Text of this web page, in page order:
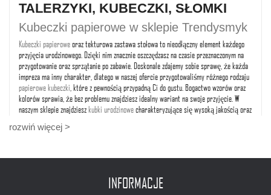
TALERZYKI, KUBECZKI, SŁOMKI
Kubeczki papierowe w sklepie Trendysmyk
Kubeczki papieroweoraz tekturowa zastawa stołowa to nieodłączny element każdego
przyjęcia urodzinowego. Dzięki nim znacznie oszczędzasz na czasie przeznaczonym na
przygotowanie oraz sprzątanie po zabawie. Doskonale zdajemy sobie sprawę, że każda
impreza ma inny charakter, dlatego w naszej ofercie przygotowaliśmy różnego rodzaju
papierowe kubeczki , które z pewnością przypadną Ci do gustu. Bogactwo wzorów oraz
kolorów sprawia, że bez problemu znajdziesz idealny wariant na swoje przyjęcie. W
naszym sklepie znajdzieszkubki urodzinowecharakteryzujące się wysoką jakością oraz
możesz idealnie wkomponować je w klimat aranżacji swojego przyjęcia bez obaw o ich
Kubeczki urodzinowe na przyjęcie dla
rozwiń więcej >
INFORMACJE